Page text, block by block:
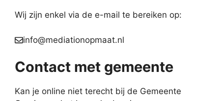
Wij zijn enkel via de e-mail te bereiken op:
info@mediationopmaat.nl
Contact met gemeente
Kan je online niet terecht bij de Gemeente